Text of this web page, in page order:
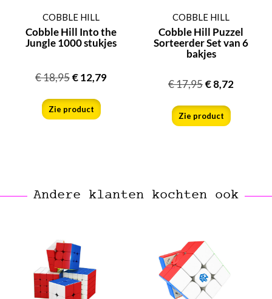
COBBLE HILL
Cobble Hill Into the
Jungle 1000 stukjes
€18,95€12,79
Zie product
COBBLE HILL
Cobble Hill Puzzel
Sorteerder Set van 6
bakjes
€17,95€8,72
Zie product
Andere klanten kochten ook